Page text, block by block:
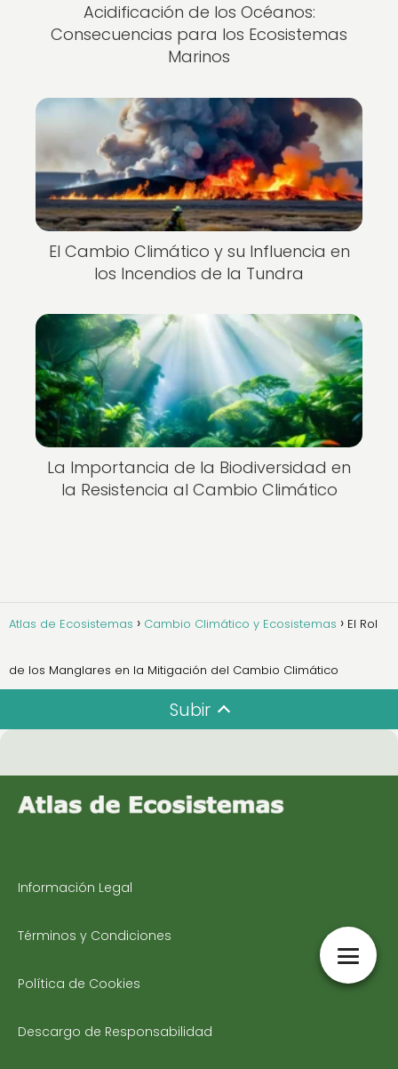
Acidificación de los Océanos:
Consecuencias para los Ecosistemas
Marinos
El Cambio Climático y su Influencia en
los Incendios de la Tundra
La Importancia de la Biodiversidad en
la Resistencia al Cambio Climático
Atlas de Ecosistemas Cambio Climático y Ecosistemas El Rol
de los Manglares en la Mitigación del Cambio Climático
Subir
Información Legal
Términos y Condiciones
Política de Cookies
Descargo de Responsabilidad